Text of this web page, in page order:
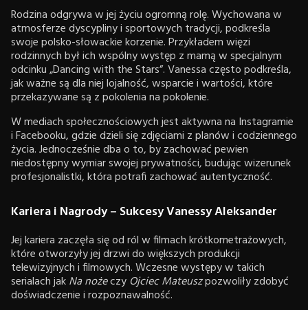
Rodzina odgrywa w jej życiu ogromną rolę. Wychowana w
atmosferze dyscypliny i sportowych tradycji, podkreśla
swoje polsko-słowackie korzenie. Przykładem więzi
rodzinnych był ich wspólny występ z mamą w specjalnym
odcinku „Dancing with the Stars”. Vanessa często podkreśla,
jak ważne są dla niej lojalność, wsparcie i wartości, które
przekazywane są z pokolenia na pokolenie.
W mediach społecznościowych jest aktywna na Instagramie
i Facebooku, gdzie dzieli się zdjęciami z planów i codziennego
życia. Jednocześnie dba o to, by zachować pewien
niedostępny wymiar swojej prywatności, budując wizerunek
profesjonalistki, która potrafi zachować autentyczność.
Kariera i Nagrody – Sukcesy Vanessy Aleksander
Jej kariera zaczęła się od ról w filmach krótkometrażowych,
które otworzyły jej drzwi do większych produkcji
telewizyjnych i filmowych. Wczesne występy w takich
serialach jakNa nożeczy Ojciec Mateuszpozwoliły zdobyć
doświadczenie i rozpoznawalność.